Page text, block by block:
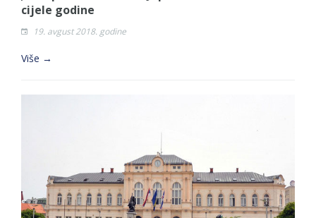
cijele godine
19. avgust 2018. godine
Više →